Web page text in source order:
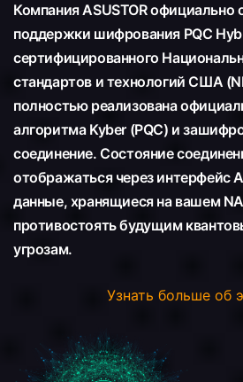
Компания ASUSTOR официально
поддержки шифрования PQC
сертифицированного
стандартов и технологий США
полностью реализована
алгоритма Kyber (PQC) и
соединение. Состояние
отображаться через интерфейс
данные, хранящиеся на вашем
противостоять будущим
угрозам.
Узнать больше об